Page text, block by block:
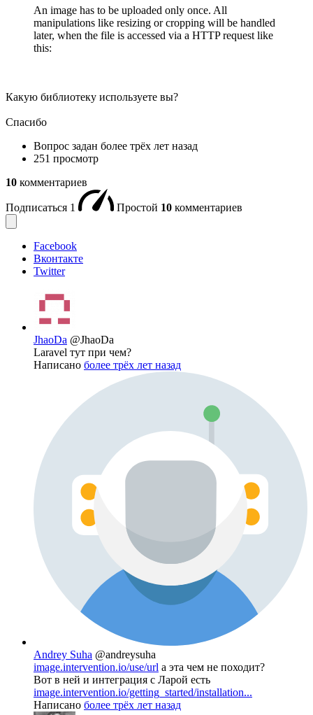
An image has to be uploaded only once. All
manipulations like resizing or cropping will be handled
later, when the file is accessed via a HTTP request like
this:
Какую библиотеку используете вы?
Спасибо
Вопрос задан более трёх лет назад
251 просмотр
10 комментариев
Подписаться 1 Простой 10 комментариев
Facebook
Вконтакте
Twitter
JhaoDa @JhaoDa
Laravel тут при чем?
Написано более трёх лет назад
Andrey Suha @andreysuha
image.intervention.io/use/url а эта чем не походит?
Вот в ней и интеграция с Ларой есть
image.intervention.io/getting_started/installation...
Написано более трёх лет назад